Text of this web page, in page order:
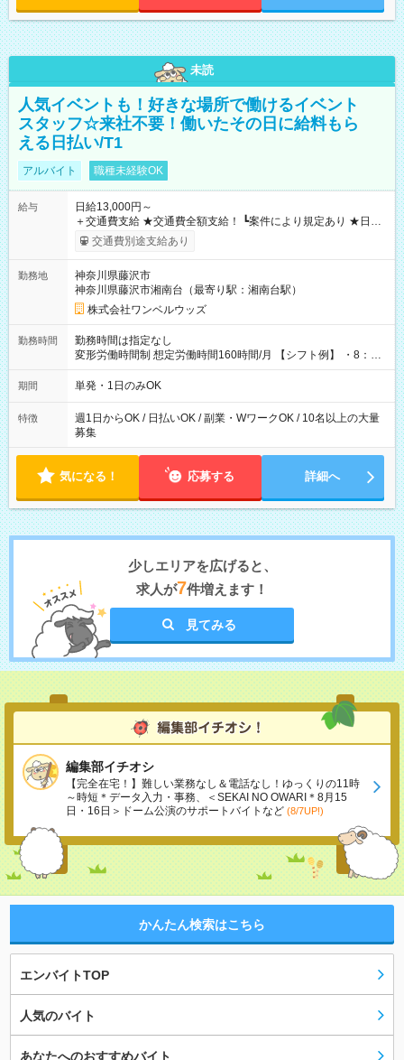
未読
人気イベントも！好きな場所で働けるイベント
スタッフ☆来社不要！働いたその日に給料もら
える日払い/T1
アルバイト 職種未経験OK
給与
日給13,000円～
＋交通費支給 ★交通費全額支給！ ┗案件により規定あり ★日払
いOK！（規定あり） ┗働いたその日に現金GET♪ お仕事後はコ
ンビニATMから 日払い分を引き落とせます！ 【試用期間】試
交通費別途支給あり
勤務地
神奈川県藤沢市
神奈川県藤沢市湘南台（最寄り駅：湘南台駅）
株式会社ワンベルウッズ
勤務時間
勤務時間は指定なし
変形労働時間制 想定労働時間160時間/月 【シフト例】 ・8：00
～21：00
期間 単発・1日のみOK
特徴
週1日からOK / 日払いOK / 副業・WワークOK / 10名以上の大量
募集
気になる！ 応募する 詳細へ
少しエリアを広げると、
求人が7件増えます！
見てみる
編集部イチオシ
【完全在宅！】難しい業務なし＆電話なし！ゆっくりの11時
～時短＊データ入力・事務、＜SEKAI NO OWARI＊8月15
日・16日＞ドーム公演のサポートバイトなど (8/7UP!)
かんたん検索はこちら
エンバイトTOP
人気のバイト
あなたへのおすすめバイト